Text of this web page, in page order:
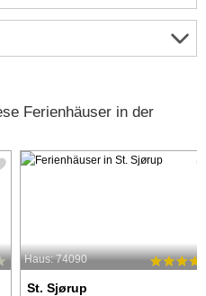
Ferienhäuser in der
Haus: 74090
St. Sjørup